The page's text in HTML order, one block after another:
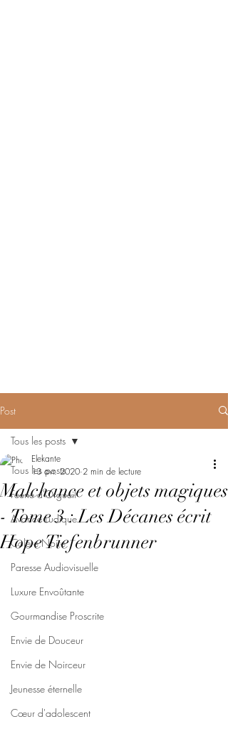
Post
Tous les posts
Féerie d'Orgueil
Avarice Ludique
Colère Noire
Paresse Audiovisuelle
Luxure Envoûtante
Gourmandise Proscrite
Envie de Douceur
Envie de Noirceur
Jeunesse éternelle
Cœur d'adolescent
Tous les posts
Malchance et objets magiques
- Tome 3 : Les Décanes écrit
Hope Tiefenbrunner
Elekante
13 avr. 2020 2 min de lecture